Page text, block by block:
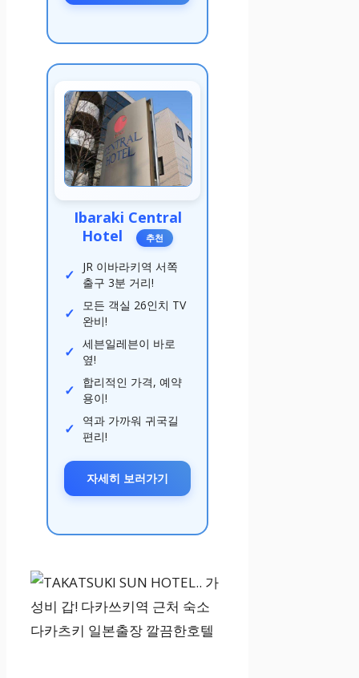
Ibaraki Central
Hotel
추천
JR 이바라키역 서쪽
출구 3분 거리!
모든 객실 26인치 TV
완비!
세븐일레븐이 바로
옆!
합리적인 가격, 예약
용이!
역과 가까워 귀국길
편리!
자세히 보러가기